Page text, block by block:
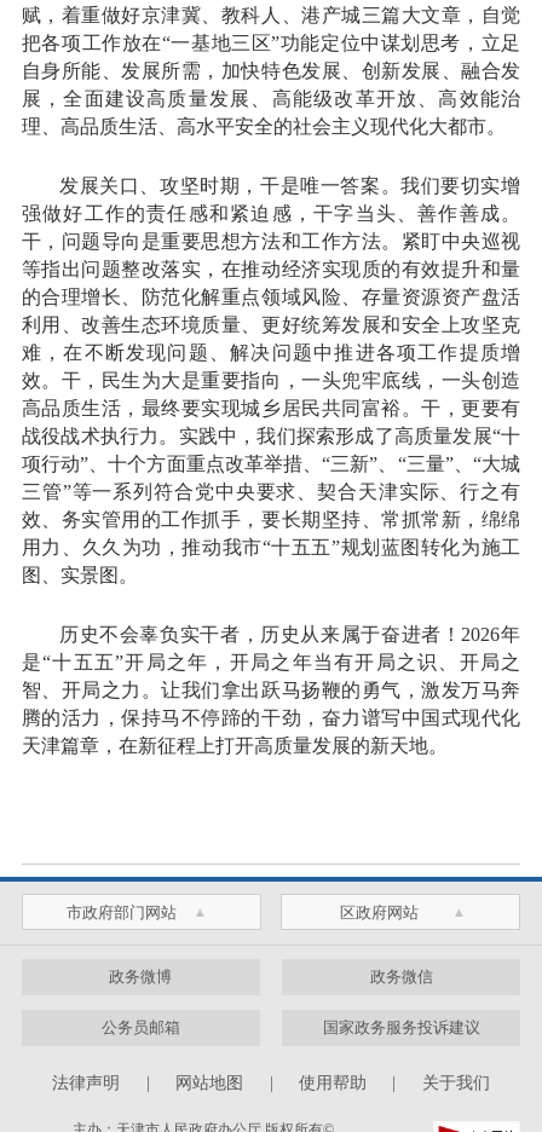
赋，着重做好京津冀、教科人、港产城三篇大文章，自觉
把各项工作放在“一基地三区”功能定位中谋划思考，立足
自身所能、发展所需，加快特色发展、创新发展、融合发
展，全面建设高质量发展、高能级改革开放、高效能治
理、高品质生活、高水平安全的社会主义现代化大都市。
发展关口、攻坚时期，干是唯一答案。我们要切实增
强做好工作的责任感和紧迫感，干字当头、善作善成。
干，问题导向是重要思想方法和工作方法。紧盯中央巡视
等指出问题整改落实，在推动经济实现质的有效提升和量
的合理增长、防范化解重点领域风险、存量资源资产盘活
利用、改善生态环境质量、更好统筹发展和安全上攻坚克
难，在不断发现问题、解决问题中推进各项工作提质增
效。干，民生为大是重要指向，一头兜牢底线，一头创造
高品质生活，最终要实现城乡居民共同富裕。干，更要有
战役战术执行力。实践中，我们探索形成了高质量发展“十
项行动”、十个方面重点改革举措、“三新”、“三量”、“大城
三管”等一系列符合党中央要求、契合天津实际、行之有
效、务实管用的工作抓手，要长期坚持、常抓常新，绵绵
用力、久久为功，推动我市“十五五”规划蓝图转化为施工
图、实景图。
历史不会辜负实干者，历史从来属于奋进者！2026年
是“十五五”开局之年，开局之年当有开局之识、开局之
智、开局之力。让我们拿出跃马扬鞭的勇气，激发万马奔
腾的活力，保持马不停蹄的干劲，奋力谱写中国式现代化
天津篇章，在新征程上打开高质量发展的新天地。
市政府部门网站 区政府网站
政务微博 政务微信
公务员邮箱 国家政务服务投诉建议
法律声明 | 网站地图 | 使用帮助 | 关于我们